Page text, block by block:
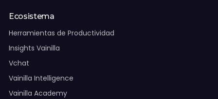
Vacantes
Soporte
Ecosistema
Herramientas de Productividad
Insights Vainilla
Vchat
Vainilla Intelligence
Vainilla Academy